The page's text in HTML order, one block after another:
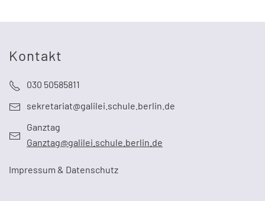
Kontakt
030 50585811
sekretariat@galilei.schule.berlin.de
Ganztag
Ganztag@galilei.schule.berlin.de
Impressum & Datenschutz